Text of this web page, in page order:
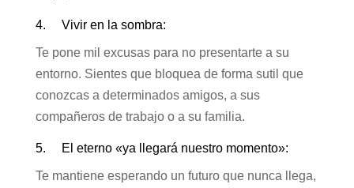
4. Vivir en la sombra:
Te pone mil excusas para no presentarte a su
entorno. Sientes que bloquea de forma sutil que
conozcas a determinados amigos, a sus
compañeros de trabajo o a su familia.
5. El eterno «ya llegará nuestro momento»:
Te mantiene esperando un futuro que nunca llega,